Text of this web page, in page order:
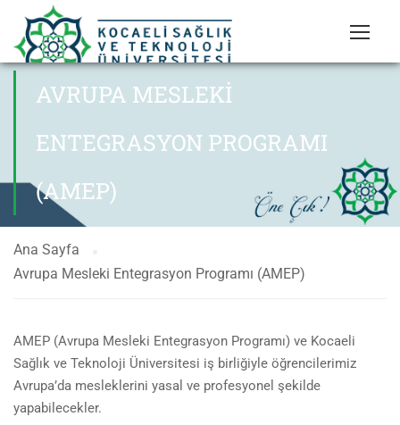
AVRUPA MESLEKI
ENTEGRASYON PROGRAMI
(AMEP)
Ana Sayfa
Avrupa Mesleki Entegrasyon Programı (AMEP)
AMEP (Avrupa Mesleki Entegrasyon Programı) ve Kocaeli
Sağlık ve Teknoloji Üniversitesi iş birliğiyle öğrencilerimiz
Avrupa’da mesleklerini yasal ve profesyonel şekilde
yapabilecekler.